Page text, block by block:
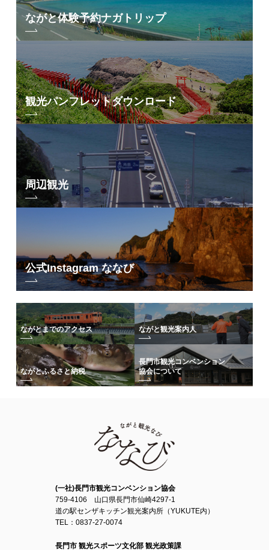
ながと体験予約ナガトリップ
観光パンフレットダウンロード
周辺観光
公式Instagram ななび
ながとまでのアクセス ながと観光案内人
ながとふるさと納税
長門市観光コンベンション
協会について
(一社)長門市観光コンベンション協会
759-4106 山口県長門市仙崎4297-1
道の駅センザキッチン観光案内所（YUKUTE内）
TEL：0837-27-0074
長門市 観光スポーツ文化部 観光政策課